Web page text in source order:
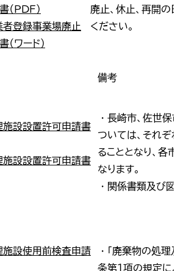
ＰＤＦ）
登録事業場廃止
ワード）
廃止、休止、再開の日
ください。
備考
設設置許可申請書
設設置許可申請書
・長崎市、佐世保
ついては、それぞ
ることとなり、各市
なります。
・関係書類及び図
設使用前検査申請
・「廃棄物の処理